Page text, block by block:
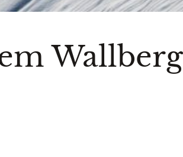
Wallberg